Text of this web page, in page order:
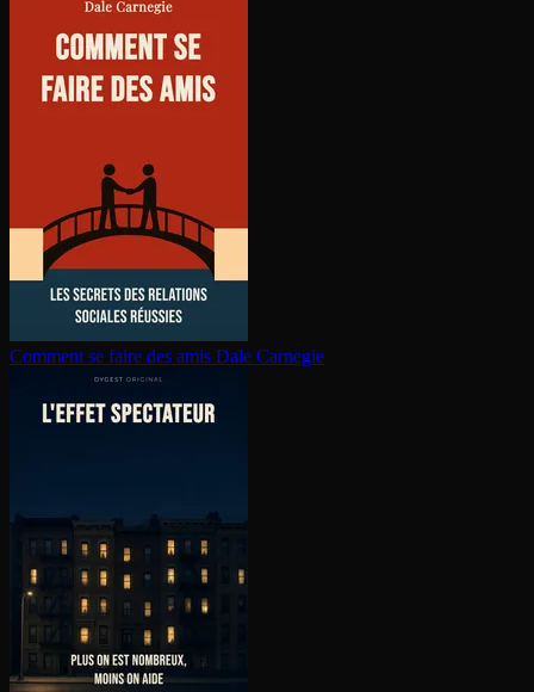
Comment se faire des amis Dale Carnegie